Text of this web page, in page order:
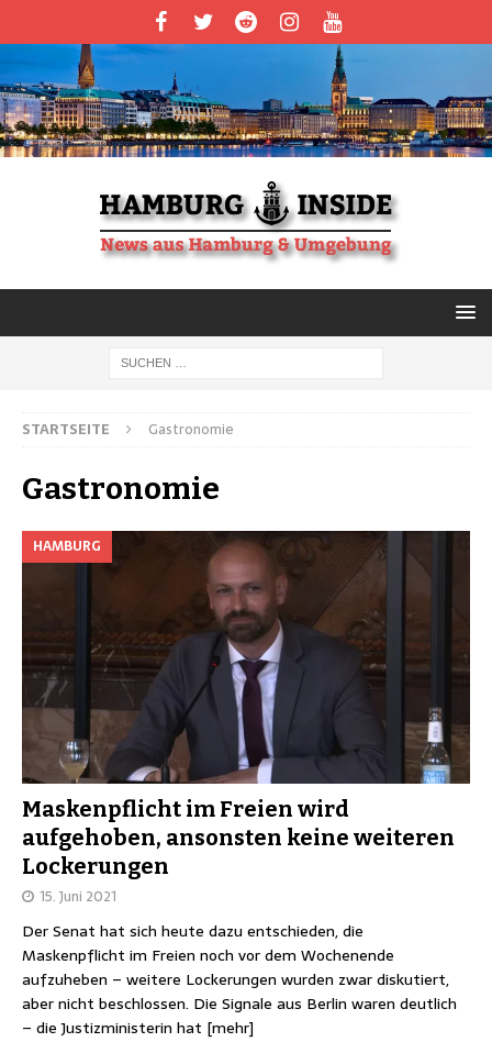
STARTSEITE Gastronomie
Gastronomie
HAMBURG
Maskenpflicht im Freien wird
aufgehoben, ansonsten keine weiteren
Lockerungen
15. Juni 2021
Der Senat hat sich heute dazu entschieden, die
Maskenpflicht im Freien noch vor dem Wochenende
aufzuheben – weitere Lockerungen wurden zwar diskutiert,
aber nicht beschlossen. Die Signale aus Berlin waren deutlich
– die Justizministerin hat [mehr]